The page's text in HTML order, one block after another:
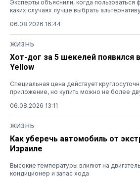
Эксперты объяснили, когда пользоваться
каких случаях лучше выбрать
06.08.2026 16:44
ЖИЗНЬ
Хот-дог за 5 шекелей появился
Yellow
Специальная цена действует
приложение, но купить можно не более
06.08.2026 13:11
ЖИЗНЬ
Как уберечь автомобиль от
Израиле
Высокие температуры влияют на
кондиционер и запас хода